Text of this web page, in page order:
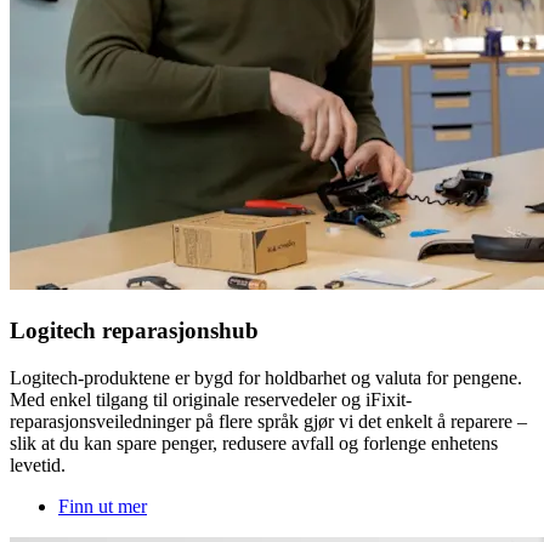
Logitech reparasjonshub
Logitech-produktene er bygd for holdbarhet og valuta for pengene.
Med enkel tilgang til originale reservedeler og iFixit-
reparasjonsveiledninger på flere språk gjør vi det enkelt å reparere –
slik at du kan spare penger, redusere avfall og forlenge enhetens
levetid.
Finn ut mer